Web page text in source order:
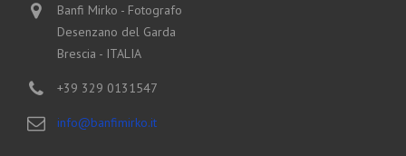
Banfi Mirko - Fotografo
Desenzano del Garda
Brescia - ITALIA
+39 329 0131547
info@banfimirko.it